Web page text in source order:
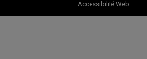
Accessibilité Web